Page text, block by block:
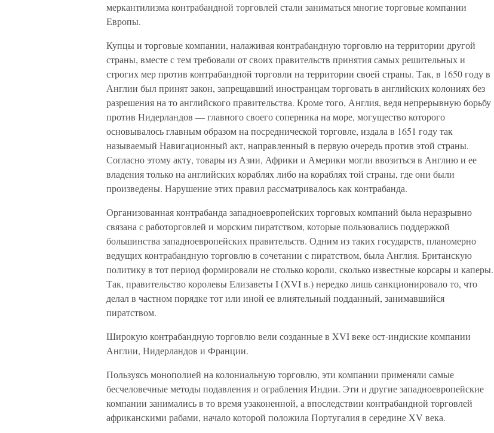
меркантилизма контрабандной торговлей стали заниматься многие торговые компании
Европы.
Купцы и торговые компании, налаживая контрабандную торговлю на территории другой
страны, вместе с тем требовали от своих правительств принятия самых решительных и
строгих мер против контрабандной торговли на территории своей страны. Так, в 1650 году в
Англии был принят закон, запрещавший иностранцам торговать в английских колониях без
разрешения на то английского правительства. Кроме того, Англия, ведя непрерывную борьбу
против Нидерландов — главного своего соперника на море, могущество которого
основывалось главным образом на посреднической торговле, издала в 1651 году так
называемый Навигационный акт, направленный в первую очередь против этой страны.
Согласно этому акту, товары из Азии, Африки и Америки могли ввозиться в Англию и ее
владения только на английских кораблях либо на кораблях той страны, где они были
произведены. Нарушение этих правил рассматривалось как контрабанда.
Организованная контрабанда западноевропейских торговых компаний была неразрывно
связана с работорговлей и морским пиратством, которые пользовались поддержкой
большинства западноевропейских правительств. Одним из таких государств, планомерно
ведущих контрабандную торговлю в сочетании с пиратством, была Англия. Британскую
политику в тот период формировали не столько короли, сколько известные корсары и каперы.
Так, правительство королевы Елизаветы I (XVI в.) нередко лишь санкционировало то, что
делал в частном порядке тот или иной ее влиятельный подданный, занимавшийся
пиратством.
Широкую контрабандную торговлю вели созданные в XVI веке ост-индиские компании
Англии, Нидерландов и Франции.
Пользуясь монополией на колониальную торговлю, эти компании применяли самые
бесчеловечные методы подавления и ограбления Индии. Эти и другие западноевропейские
компании занимались в то время узаконенной, а впоследствии контрабандной торговлей
африканскими рабами, начало которой положила Португалия в середине XV века.